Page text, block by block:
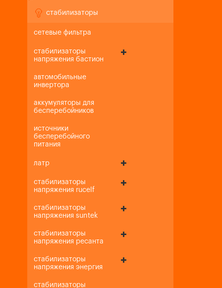
стабилизаторы
сетевые фильтра
стабилизаторы
напряжения бастион
автомобильные
инвертора
аккумуляторы для
бесперебойников
источники
бесперебойного
питания
латр
стабилизаторы
напряжения rucelf
стабилизаторы
напряжения suntek
стабилизаторы
напряжения ресанта
стабилизаторы
напряжения энергия
стабилизаторы